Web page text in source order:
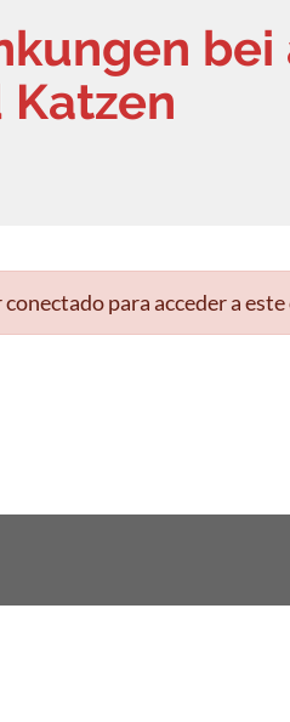
bei
para acceder a